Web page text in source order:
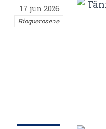
17 jun 2026
Bioquerosene